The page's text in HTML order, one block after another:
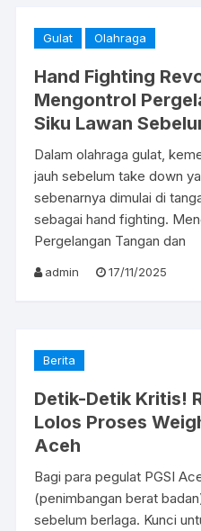
Gulat Olahraga
Hand Fighting
Mengontrol
Siku Lawan
Dalam olahraga gulat,
jauh sebelum take down
sebenarnya dimulai di
sebagai hand fighting.
Pergelangan Tangan dan
admin 17/11/2025
Berita
Detik-Detik Kritis!
Lolos Proses
Aceh
Bagi para pegulat PGSI
(penimbangan berat
sebelum berlaga. Kunci